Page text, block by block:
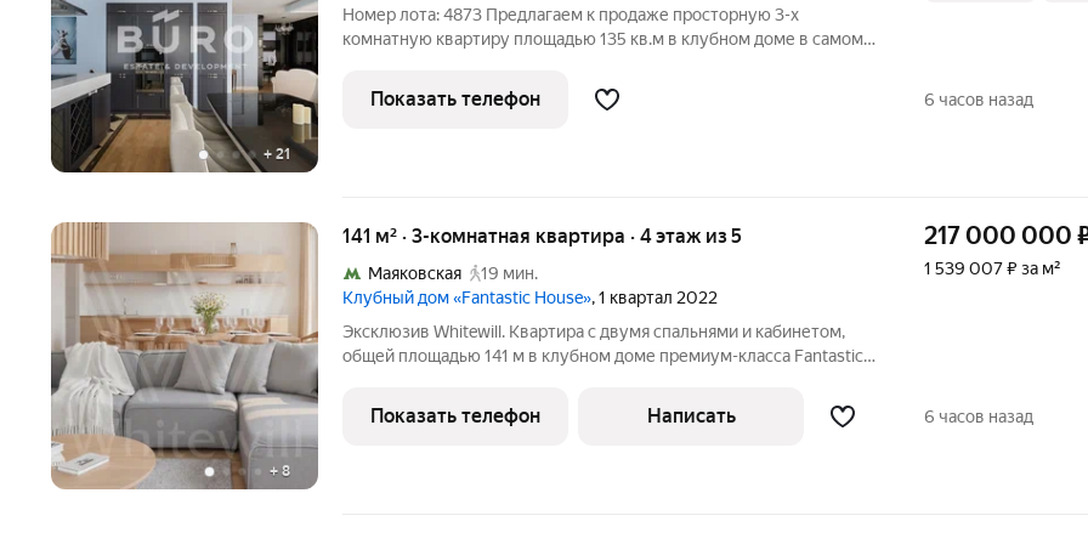
+ 21
Номер лота: 4873 Предлагаем к продаже просторную 3-х
комнатную квартиру площадью 135 кв.м в клубном доме в самом
Выполнен свежий ремонт под ключ с использованием
современных и качественных
Показать телефон 6 часов назад
+ 8
141 м² · 3-комнатная квартира · 4 этаж из 5
Маяковская
19 мин.
Клубный дом «Fantastic House», 1 квартал 2022
Эксклюзив Whitewill. Квартира с двумя спальнями и кабинетом,
общей площадью 141 м в клубном доме премиум-класса Fantastic
современном стиле. Квартира укомплектована встроенной
бытовой
217 000 000
1 539 007 ₽ за м²
Показать телефон Написать 6 часов назад